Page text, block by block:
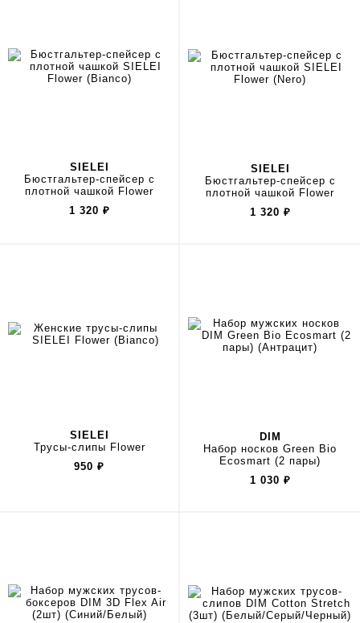
SIELEI
Бюстгальтер-спейсер с
плотной чашкой Flower
1 320 ₽
SIELEI
Бюстгальтер-спейсер с
плотной чашкой Flower
1 320 ₽
SIELEI
Трусы-слипы Flower
950 ₽
DIM
Набор носков Green Bio
Ecosmart (2 пары)
1 030 ₽